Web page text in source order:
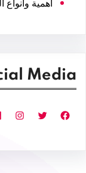
أهمية وأنواع
Media
فيسبوك تويتر إنستجرام